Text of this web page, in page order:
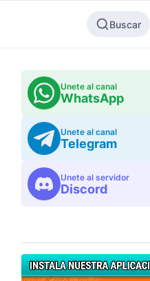
Buscar
Unete al canal
WhatsApp
Unete al canal
Telegram
Unete al servidor
Discord